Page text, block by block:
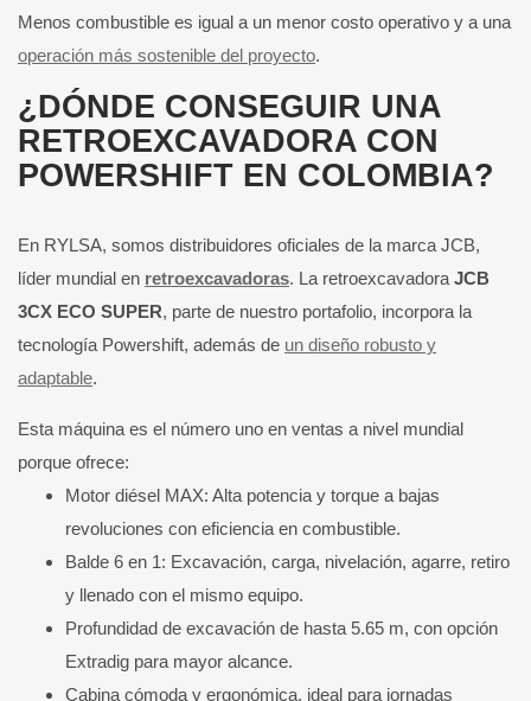
Menos combustible es igual a un menor costo operativo y a una
operación más sostenible del proyecto.
¿DÓNDE CONSEGUIR UNA
RETROEXCAVADORA CON
POWERSHIFT EN COLOMBIA?
En RYLSA, somos distribuidores oficiales de la marca JCB,
líder mundial en retroexcavadoras. La retroexcavadora JCB
3CX ECO SUPER, parte de nuestro portafolio, incorpora la
tecnología Powershift, además de un diseño robusto y
adaptable.
Esta máquina es el número uno en ventas a nivel mundial
porque ofrece:
Motor diésel MAX: Alta potencia y torque a bajas
revoluciones con eficiencia en combustible.
Balde 6 en 1: Excavación, carga, nivelación, agarre, retiro
y llenado con el mismo equipo.
Profundidad de excavación de hasta 5.65 m, con opción
Extradig para mayor alcance.
Cabina cómoda y ergonómica, ideal para jornadas